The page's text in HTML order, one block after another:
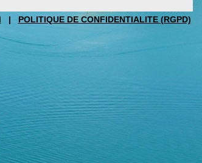
| POLITIQUE DE CONFIDENTIALITE (RGPD)